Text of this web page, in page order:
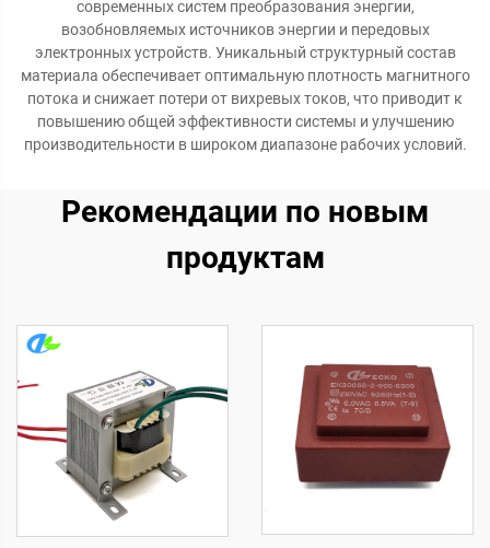
современных систем преобразования энергии,
возобновляемых источников энергии и передовых
электронных устройств. Уникальный структурный состав
материала обеспечивает оптимальную плотность магнитного
потока и снижает потери от вихревых токов, что приводит к
повышению общей эффективности системы и улучшению
производительности в широком диапазоне рабочих условий.
Рекомендации по новым
продуктам